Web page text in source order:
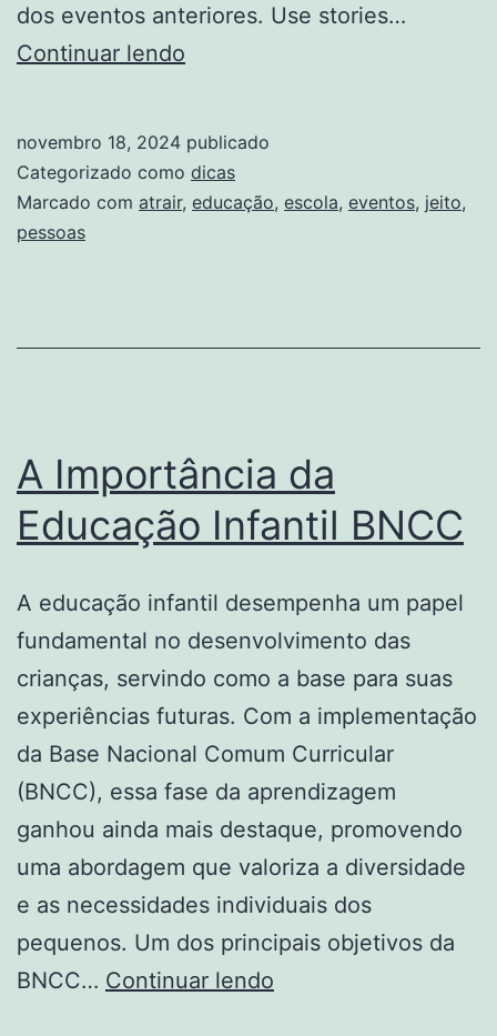
dos eventos anteriores. Use stories…
Continuar lendo
pessoas
para
sua
do
Seu
Jeito
novembro 18, 2024 publicado
Categorizado como dicas
Marcado com atrair, educação, escola, eventos, jeito,
pessoas
A Importância da
Educação Infantil BNCC
A educação infantil desempenha um papel
fundamental no desenvolvimento das
crianças, servindo como a base para suas
experiências futuras. Com a implementação
da Base Nacional Comum Curricular
(BNCC), essa fase da aprendizagem
ganhou ainda mais destaque, promovendo
uma abordagem que valoriza a diversidade
e as necessidades individuais dos
pequenos. Um dos principais objetivos da
BNCC… Continuar lendo